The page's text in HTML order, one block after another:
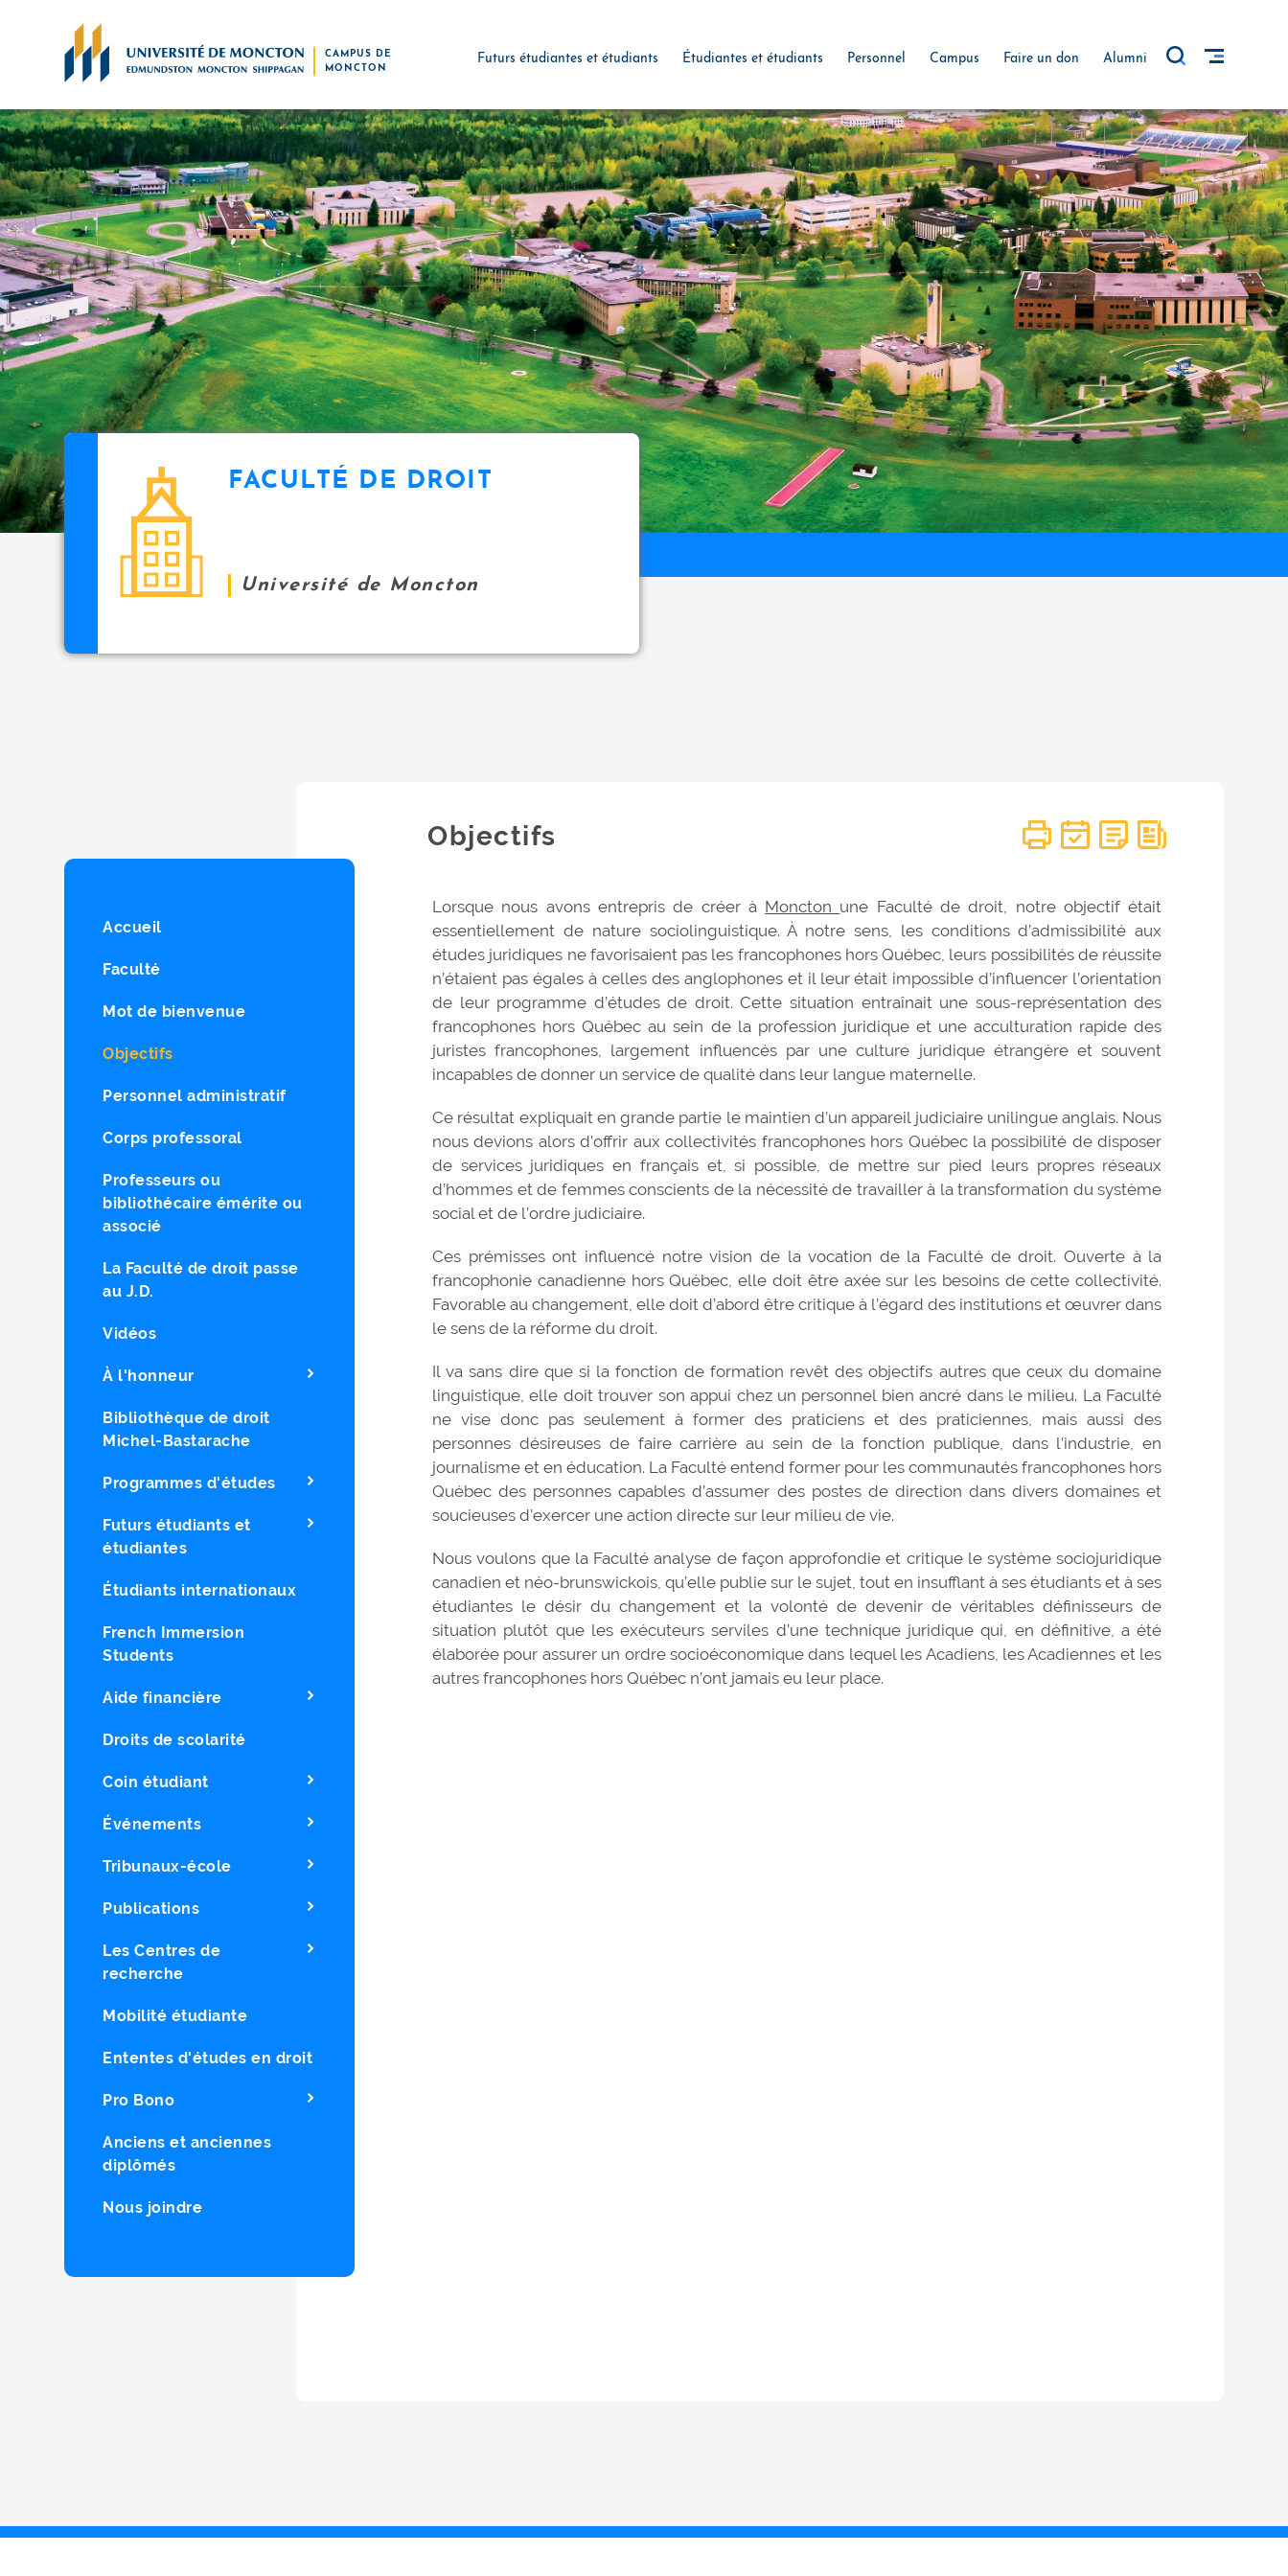
CAMPUS DE
MONCTON
Futurs étudiantes et étudiants Étudiantes et étudiants Personnel Campus Faire un don Alumni
FACULTÉ DE DROIT
Université de Moncton
Accueil
Faculté
Mot de bienvenue
Objectifs
Personnel administratif
Corps professoral
Professeurs ou
bibliothécaire émérite ou
associé
La Faculté de droit passe
au J.D.
Vidéos
À l'honneur
Bibliothèque de droit
Michel-Bastarache
Programmes d'études
Futurs étudiants et
étudiantes
Étudiants internationaux
French Immersion
Students
Aide financière
Droits de scolarité
Coin étudiant
Événements
Tribunaux-école
Publications
Les Centres de
recherche
Mobilité étudiante
Ententes d'études en droit
Pro Bono
Anciens et anciennes
diplômés
Nous joindre
Objectifs
Lorsque nous avons entrepris de créer à Moncton une Faculté de droit, notre objectif était
essentiellement de nature sociolinguistique. À notre sens, les conditions d’admissibilité aux
études juridiques ne favorisaient pas les francophones hors Québec, leurs possibilités de réussite
n’étaient pas égales à celles des anglophones et il leur était impossible d’influencer l’orientation
de leur programme d’études de droit. Cette situation entraînait une sous-représentation des
francophones hors Québec au sein de la profession juridique et une acculturation rapide des
juristes francophones, largement influencés par une culture juridique étrangère et souvent
incapables de donner un service de qualité dans leur langue maternelle.
Ce résultat expliquait en grande partie le maintien d’un appareil judiciaire unilingue anglais. Nous
nous devions alors d’offrir aux collectivités francophones hors Québec la possibilité de disposer
de services juridiques en français et, si possible, de mettre sur pied leurs propres réseaux
d’hommes et de femmes conscients de la nécessité de travailler à la transformation du système
social et de l’ordre judiciaire.
Ces prémisses ont influencé notre vision de la vocation de la Faculté de droit. Ouverte à la
francophonie canadienne hors Québec, elle doit être axée sur les besoins de cette collectivité.
Favorable au changement, elle doit d’abord être critique à l’égard des institutions et œuvrer dans
le sens de la réforme du droit.
Il va sans dire que si la fonction de formation revêt des objectifs autres que ceux du domaine
linguistique, elle doit trouver son appui chez un personnel bien ancré dans le milieu. La Faculté
ne vise donc pas seulement à former des praticiens et des praticiennes, mais aussi des
personnes désireuses de faire carrière au sein de la fonction publique, dans l’industrie, en
journalisme et en éducation. La Faculté entend former pour les communautés francophones hors
Québec des personnes capables d’assumer des postes de direction dans divers domaines et
soucieuses d’exercer une action directe sur leur milieu de vie.
Nous voulons que la Faculté analyse de façon approfondie et critique le système sociojuridique
canadien et néo-brunswickois, qu’elle publie sur le sujet, tout en insufflant à ses étudiants et à ses
étudiantes le désir du changement et la volonté de devenir de véritables définisseurs de
situation plutôt que les exécuteurs serviles d’une technique juridique qui, en définitive, a été
élaborée pour assurer un ordre socioéconomique dans lequel les Acadiens, les Acadiennes et les
autres francophones hors Québec n’ont jamais eu leur place.